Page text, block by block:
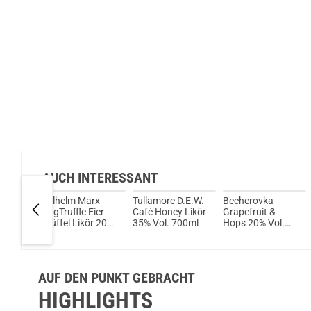
AUCH INTERESSANT
Wilhelm Marx
EggTruffle Eier-
Trüffel Likör 20%
Tullamore D.E.W.
Café Honey Likör
35% Vol. 700ml
Becherovka
Grapefruit &
Hops 20% Vol.
AUF DEN PUNKT GEBRACHT
HIGHLIGHTS